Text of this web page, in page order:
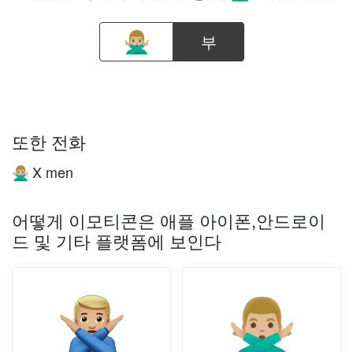
부
또한 전화
🙅🏼‍♂️ X men
어떻게 이모티콘은 애플 아이폰,안드로이
드 및 기타 플랫폼에 보인다